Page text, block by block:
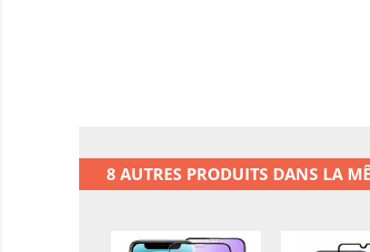
8 AUTRES PRODUITS DANS LA